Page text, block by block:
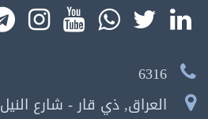
6316
العراق, ذي قار - شارع النيل